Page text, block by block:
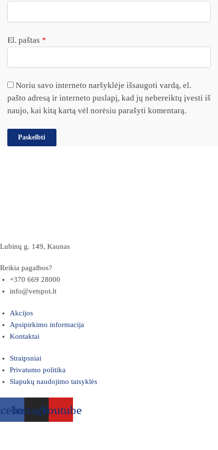
El. paštas *
Noriu savo interneto naršyklėje išsaugoti vardą, el.
pašto adresą ir interneto puslapį, kad jų nebereiktų įvesti iš
naujo, kai kitą kartą vėl norėsiu parašyti komentarą.
Lubinų g. 149, Kaunas
Reikia pagalbos?
+370 669 28000
info@vetspot.lt
Akcijos
Apsipirkimo informacija
Kontaktai
Straipsniai
Privatumo politika
Slapukų naudojimo taisyklės
InstagramYoutube